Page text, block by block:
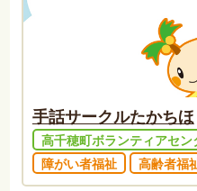
手話サークルたかちほ
高千穂町ボランティアセン
障がい者福祉
高齢者福